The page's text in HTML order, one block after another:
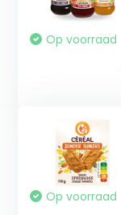
Op voorraad
Op voorraad